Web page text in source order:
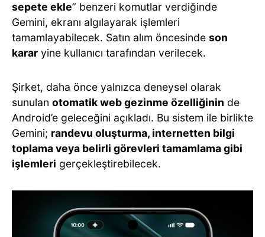
sepete ekle” benzeri komutlar verdiğinde
Gemini, ekranı algılayarak işlemleri
tamamlayabilecek. Satın alım öncesinde son
karar yine kullanıcı tarafından verilecek.
Şirket, daha önce yalnızca deneysel olarak
sunulan otomatik web gezinme özelliğinin de
Android’e geleceğini açıkladı. Bu sistem ile birlikte
Gemini; randevu oluşturma, internetten bilgi
toplama veya belirli görevleri tamamlama gibi
işlemleri gerçekleştirebilecek.